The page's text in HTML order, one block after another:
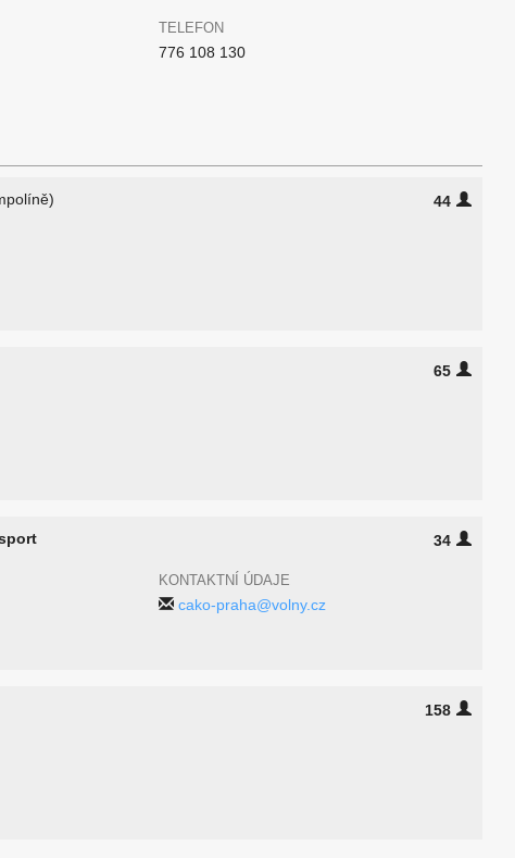
TELEFON
776 108 130
44
65
34
KONTAKTNÍ ÚDAJE
cako-praha@volny.cz
158